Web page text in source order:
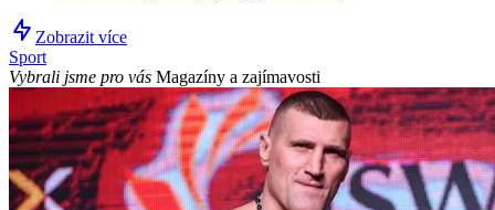
Zobrazit více
Sport
Vybrali jsme pro vás Magazíny a zajímavosti